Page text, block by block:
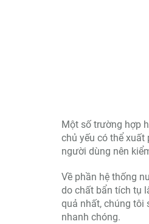
Một số trường hợp
chủ yếu có thể
người dùng nên
Về phần hệ thống
do chất bẩn tích tụ
quả nhất, chúng tôi
nhanh chóng.